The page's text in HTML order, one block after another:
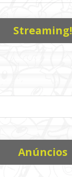
Streaming!
Anúncios